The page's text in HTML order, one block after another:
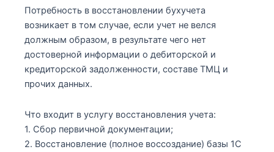
Потребность в восстановлении бухучета
возникает в том случае, если учет не велся
должным образом, в результате чего нет
достоверной информации о дебиторской и
кредиторской задолженности, составе ТМЦ и
прочих данных.
Что входит в услугу восстановления учета:
1. Сбор первичной документации;
2. Восстановление (полное воссоздание) базы 1С